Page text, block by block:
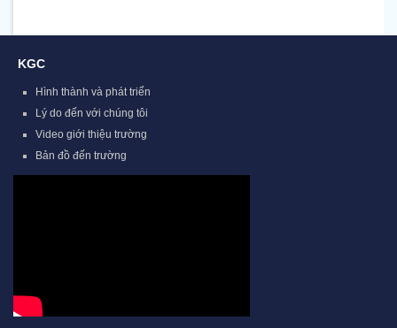
KGC
Hình thành và phát triển
Lý do đến với chúng tôi
Video giới thiệu trường
Bản đồ đến trường